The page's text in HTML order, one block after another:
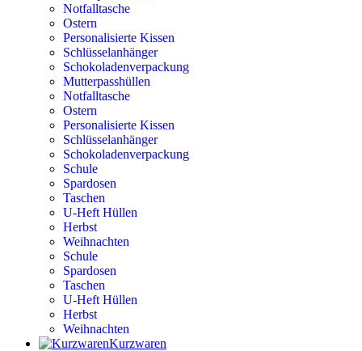
Notfalltasche
Ostern
Personalisierte Kissen
Schlüsselanhänger
Schokoladenverpackung
Mutterpasshüllen
Notfalltasche
Ostern
Personalisierte Kissen
Schlüsselanhänger
Schokoladenverpackung
Schule
Spardosen
Taschen
U-Heft Hüllen
Herbst
Weihnachten
Schule
Spardosen
Taschen
U-Heft Hüllen
Herbst
Weihnachten
Kurzwaren